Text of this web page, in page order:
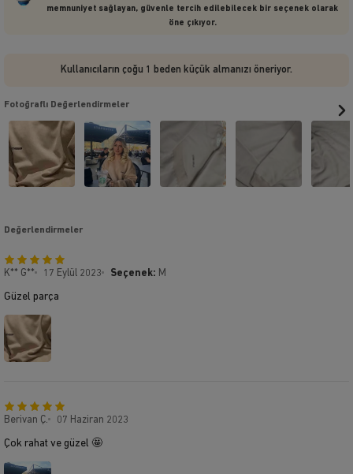
memnuniyet sağlayan, güvenle tercih edilebilecek bir seçenek olarak
öne çıkıyor.
Kullanıcıların çoğu 1 beden küçük almanızı öneriyor.
Fotoğraflı Değerlendirmeler
Değerlendirmeler
K** G** 17 Eylül 2023 Seçenek: M
Güzel parça
Berivan Ç. 07 Haziran 2023
Çok rahat ve güzel 🤩